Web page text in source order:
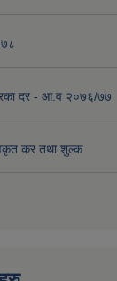
दर - आ.व २०७६/७७
कर तथा शुल्क